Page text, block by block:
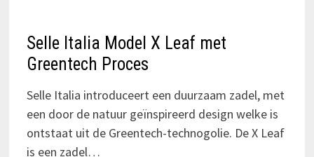
Selle Italia Model X Leaf met
Greentech Proces
Selle Italia introduceert een duurzaam zadel, met
een door de natuur geïnspireerd design welke is
ontstaat uit de Greentech-technogolie. De X Leaf
is een zadel…